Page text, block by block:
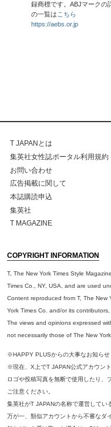
録商標です。ABJマークの
の一覧は こちら
https://aebs.or.jp
T JAPANとは
集英社女性誌ポータル利用規約
お問い合わせ
広告掲載に関して
本誌購読申込
集英社
T MAGAZINE
COPYRIGHT INFORMATION
T, The New York Times Style
Times Co., NY, USA, and are used
Content reproduced from T, The New
York Times Co. and/or its
The views and opinions expressed
not necessarily those of The New
※HAPPY PLUSからの大事なお知らせ
※現在、X上でT JAPAN公式アカウン
ロゴや投稿写真を無断で使用したり、
ご注意ください。
集英社がT JAPANの名称で運営してい
万が一、類似アカウントから不審なダ